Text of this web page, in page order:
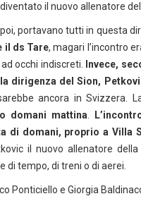
il nuovo allenatore
portavano tutti in questa
il ds Tare, magari l’incontro
occhi indiscreti.
Invece,
dirigenza del Sion,
ancora in Svizzera.
domani mattina
di domani, proprio a Villa
il nuovo allenatore
di tempo, di treni o di aerei.
Ponticiello e Giorgia